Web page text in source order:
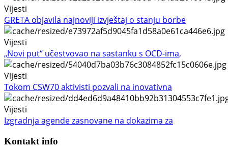
Vijesti
GRETA objavila najnoviji izvještaj o stanju borbe
Vijesti
„Novi put“ učestvovao na sastanku s OCD-ima,
Vijesti
Tokom CSW70 aktivisti pozvali na inovativna
Vijesti
Izgradnja agende zasnovane na dokazima za
Kontakt info